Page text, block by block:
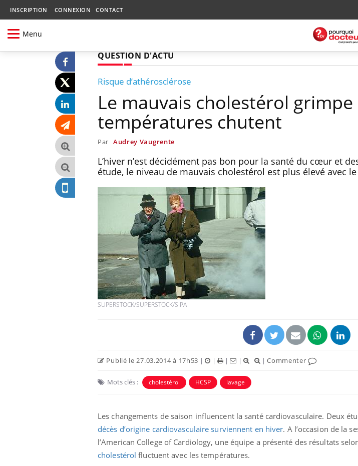
INSCRIPTION CONNEXION CONTACT
Menu
QUESTION D'ACTU
Risque d’athérosclérose
Le mauvais cholestérol
températures chutent
Par Audrey Vaugrente
L’hiver n’est décidément pas bon pour la santé du cœur et
étude, le niveau de mauvais cholestérol est plus élevé avec
SUPERSTOCK/SUPERSTOCK/SIPA
Publié le 27.03.2014 à 17h53 | | | | |Commenter
Mots clés : cholestérol HCSP lavage
Les changements de saison influencent la santé cardiovasculaire. Deux
décès d’origine cardiovasculaire surviennent en hiver. A l’occasion de la
l’American College of Cardiology, une équipe a présenté des résultats
cholestérol fluctuent avec les températures.
Syndrome métabolique :
quels sont les meilleurs
exercices physiques ?
détecté chez un touriste
en France
naturel attire l'attention
des chercheurs
Comment oublier les